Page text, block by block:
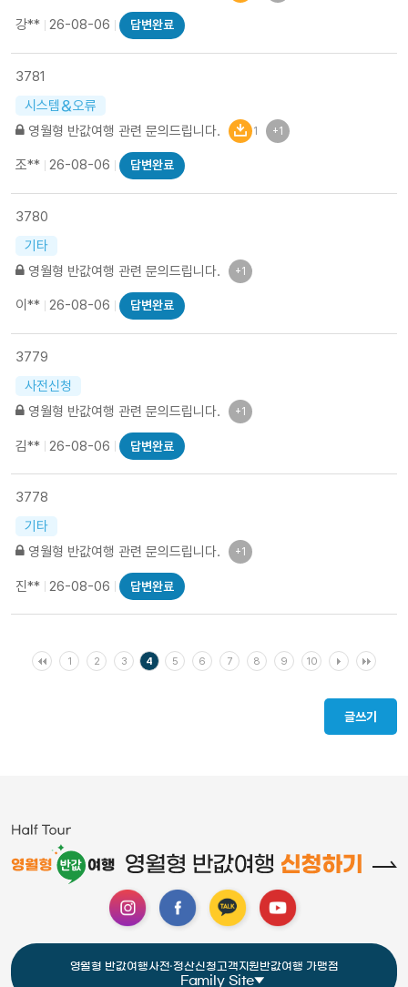
강** 26-08-06 답변완료
3781
시스템＆오류
영월형 반값여행 관련 문의드립니다.
1 +1
조** 26-08-06 답변완료
3780
기타
영월형 반값여행 관련 문의드립니다.
+1
이** 26-08-06 답변완료
3779
사전신청
영월형 반값여행 관련 문의드립니다.
+1
김** 26-08-06 답변완료
3778
기타
영월형 반값여행 관련 문의드립니다.
+1
진** 26-08-06 답변완료
1 2 3 4 5 6 7 8 9 10
글쓰기
영월형 반값여행사전·정산신청고객지원반값여행 가맹점
Family Site